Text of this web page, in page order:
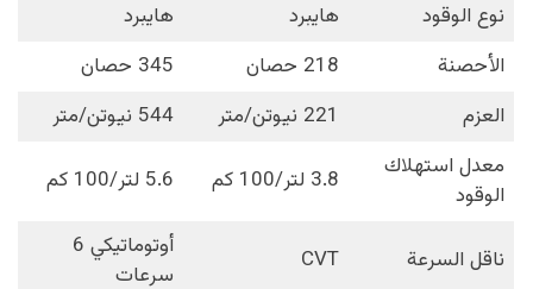
نوع الوقود
هايبرد
هايبرد
الأحصنة
218 حصان
345 حصان
العزم
221 نيوتن/متر
544 نيوتن/متر
معدل استهلاك
الوقود
3.8 لتر/100 كم 5.6 لتر/100 كم
ناقل السرعة CVT
أوتوماتيكي 6
سرعات